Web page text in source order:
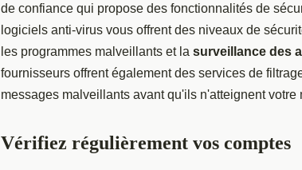
de confiance qui propose des fonctionnalités de
logiciels anti-virus vous offrent des niveaux de
les programmes malveillants et la surveillance des
fournisseurs offrent également des services de
messages malveillants avant qu'ils n'atteignent votre
Vérifiez régulièrement vos comptes